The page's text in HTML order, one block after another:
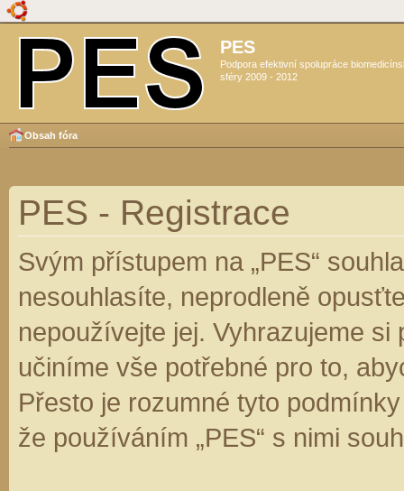
PES
Podpora efektivní spolupráce
sféry 2009 - 2012
Obsah fóra
PES - Registrace
Svým přístupem na „PES“
nesouhlasíte, neprodleně
nepoužívejte jej. Vyhrazujeme
učiníme vše potřebné pro to,
Přesto je rozumné tyto
že používáním „PES“ s nimi